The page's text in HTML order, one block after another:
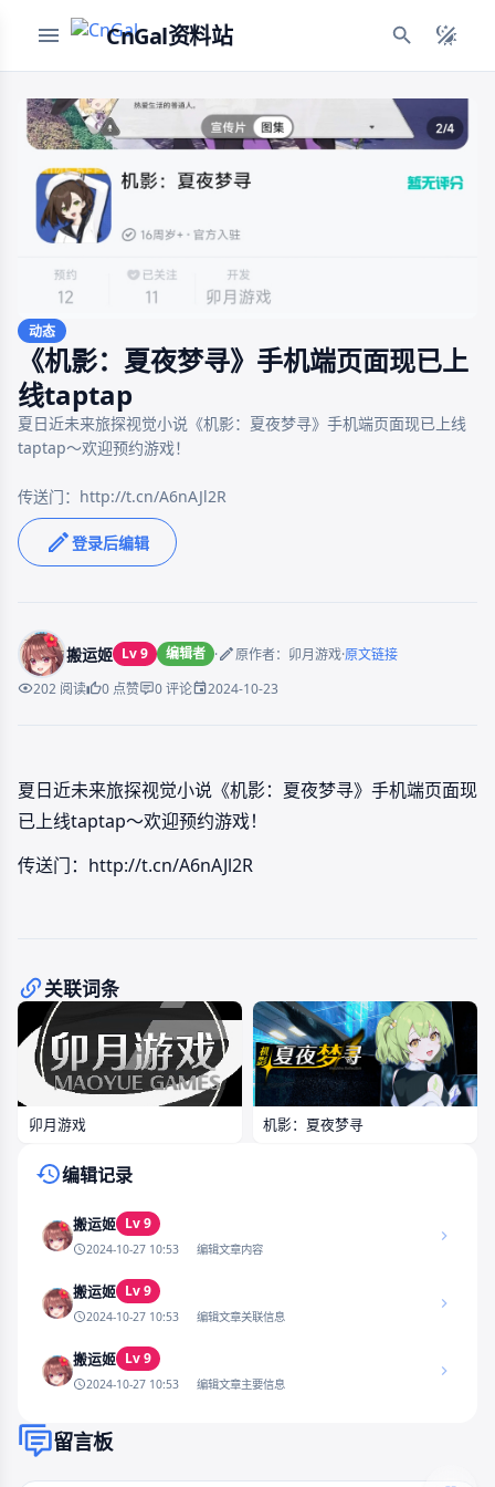
CnGal资料站
动态
《机影：夏夜梦寻》手机端页面现已上
线taptap
夏日近未来旅探视觉小说《机影：夏夜梦寻》手机端页面现已上线
taptap～欢迎预约游戏！
传送门：http://t.cn/A6nAJl2R ​
登录后编辑
搬运姬 Lv 9 编辑者 · 原作者：卯月游戏·原文链接
202 阅读
0 点赞 0 评论 2024-10-23
夏日近未来旅探视觉小说《机影：夏夜梦寻》手机端页面现
已上线taptap～欢迎预约游戏！
传送门：http://t.cn/A6nAJl2R ​
关联词条
卯月游戏 机影：夏夜梦寻
编辑记录
搬运姬 Lv 9
2024-10-27 10:53 编辑文章内容
搬运姬 Lv 9
2024-10-27 10:53 编辑文章关联信息
搬运姬 Lv 9
2024-10-27 10:53 编辑文章主要信息
留言板